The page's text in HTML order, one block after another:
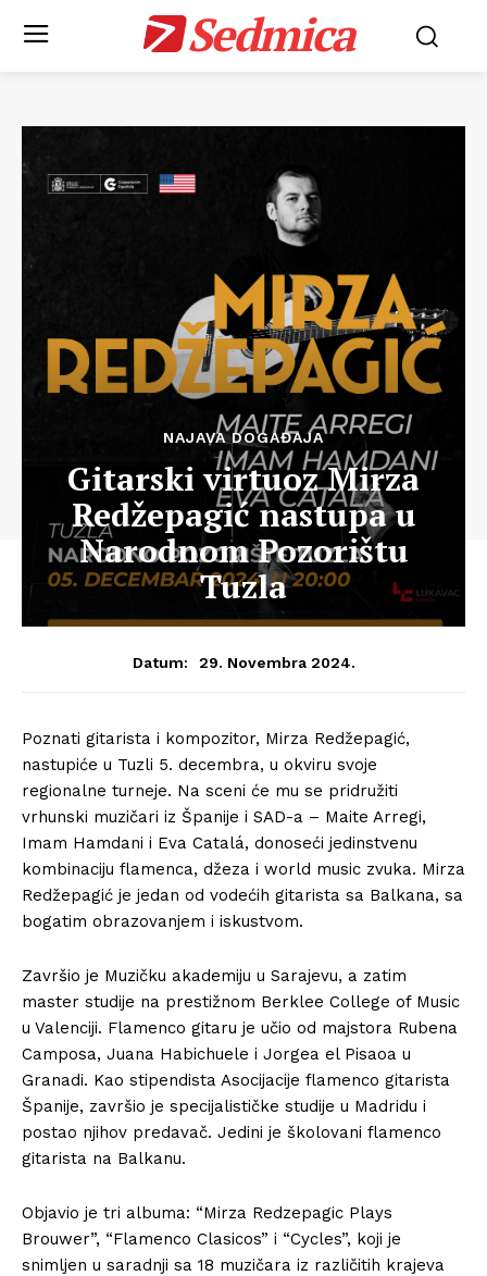
Sedmica
NAJAVA DOGAĐAJA
Gitarski virtuoz Mirza
Redžepagić nastupa u
Narodnom Pozorištu
Tuzla
Datum: 29. Novembra 2024.
Poznati gitarista i kompozitor, Mirza Redžepagić,
nastupiće u Tuzli 5. decembra, u okviru svoje
regionalne turneje. Na sceni će mu se pridružiti
vrhunski muzičari iz Španije i SAD-a – Maite Arregi,
Imam Hamdani i Eva Catalá, donoseći jedinstvenu
kombinaciju flamenca, džeza i world music zvuka. Mirza
Redžepagić je jedan od vodećih gitarista sa Balkana, sa
bogatim obrazovanjem i iskustvom.
Završio je Muzičku akademiju u Sarajevu, a zatim
master studije na prestižnom Berklee College of Music
u Valenciji. Flamenco gitaru je učio od majstora Rubena
Camposa, Juana Habichuele i Jorgea el Pisaoa u
Granadi. Kao stipendista Asocijacije flamenco gitarista
Španije, završio je specijalističke studije u Madridu i
postao njihov predavač. Jedini je školovani flamenco
gitarista na Balkanu.
Objavio je tri albuma: “Mirza Redzepagic Plays
Brouwer”, “Flamenco Clasicos” i “Cycles”, koji je
snimljen u saradnji sa 18 muzičara iz različitih krajeva